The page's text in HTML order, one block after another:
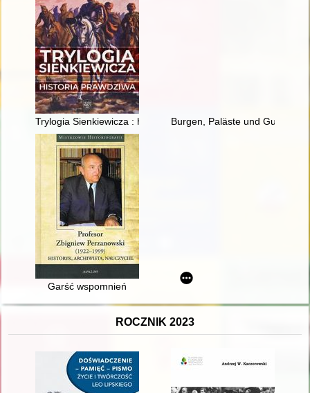
Trylogia Sienkiewicza : historia prawdziwa
Burgen, Paläste und
Garść wspomnień
ROCZNIK 2023